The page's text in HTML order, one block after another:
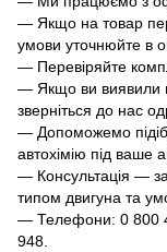
— Якщо на товар
умови уточнюйте в
— Перевіряйте
— Якщо ви виявили
зверніться до нас
— Допоможемо
автохімію під ваше
— Консультація —
типом двигуна та
— Телефони: 0 800
948.